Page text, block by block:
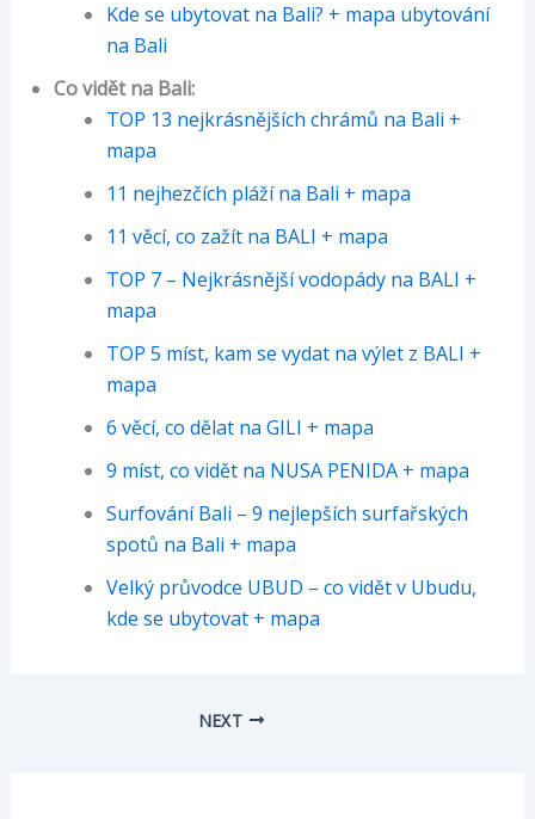
Kde se ubytovat na Bali? + mapa ubytování
na Bali
Co vidět na Bali:
TOP 13 nejkrásnějších chrámů na Bali +
mapa
11 nejhezčích pláží na Bali + mapa
11 věcí, co zažít na BALI + mapa
TOP 7 – Nejkrásnější vodopády na BALI +
mapa
TOP 5 míst, kam se vydat na výlet z BALI +
mapa
6 věcí, co dělat na GILI + mapa
9 míst, co vidět na NUSA PENIDA + mapa
Surfování Bali – 9 nejlepších surfařských
spotů na Bali + mapa
Velký průvodce UBUD – co vidět v Ubudu,
kde se ubytovat + mapa
NEXT